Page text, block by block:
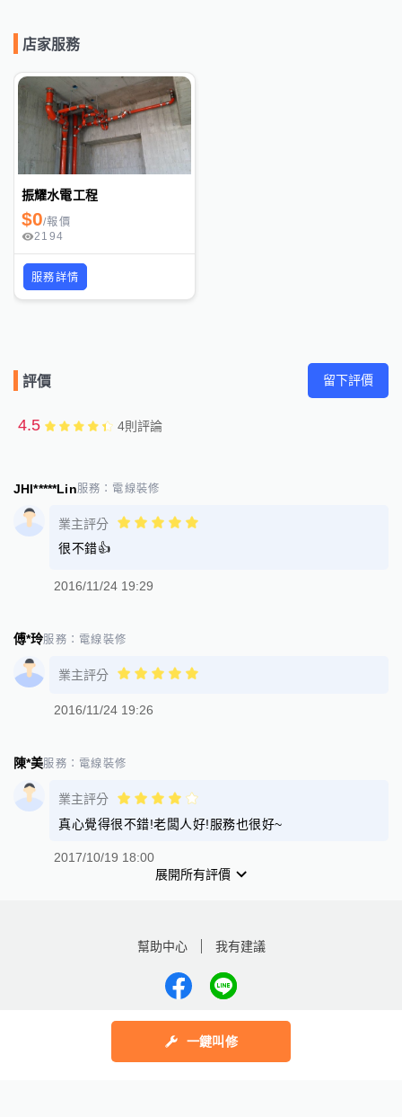
一鍵叫修
店家服務
振耀水電工程
$0/報價
2194
服務詳情
評價 留下評價
4.5 4則評論
JHI*****Lin服務： 電線裝修
業主評分
很不錯👍
2016/11/24 19:29
傅*玲服務： 電線裝修
業主評分
2016/11/24 19:26
陳*美服務： 電線裝修
業主評分
真心覺得很不錯!老闆人好!服務也很好~
2017/10/19 18:00
展開所有評價
幫助中心 我有建議
Copyright © 2025 by Addcn Technology Co., Ltd. All Rights reserved